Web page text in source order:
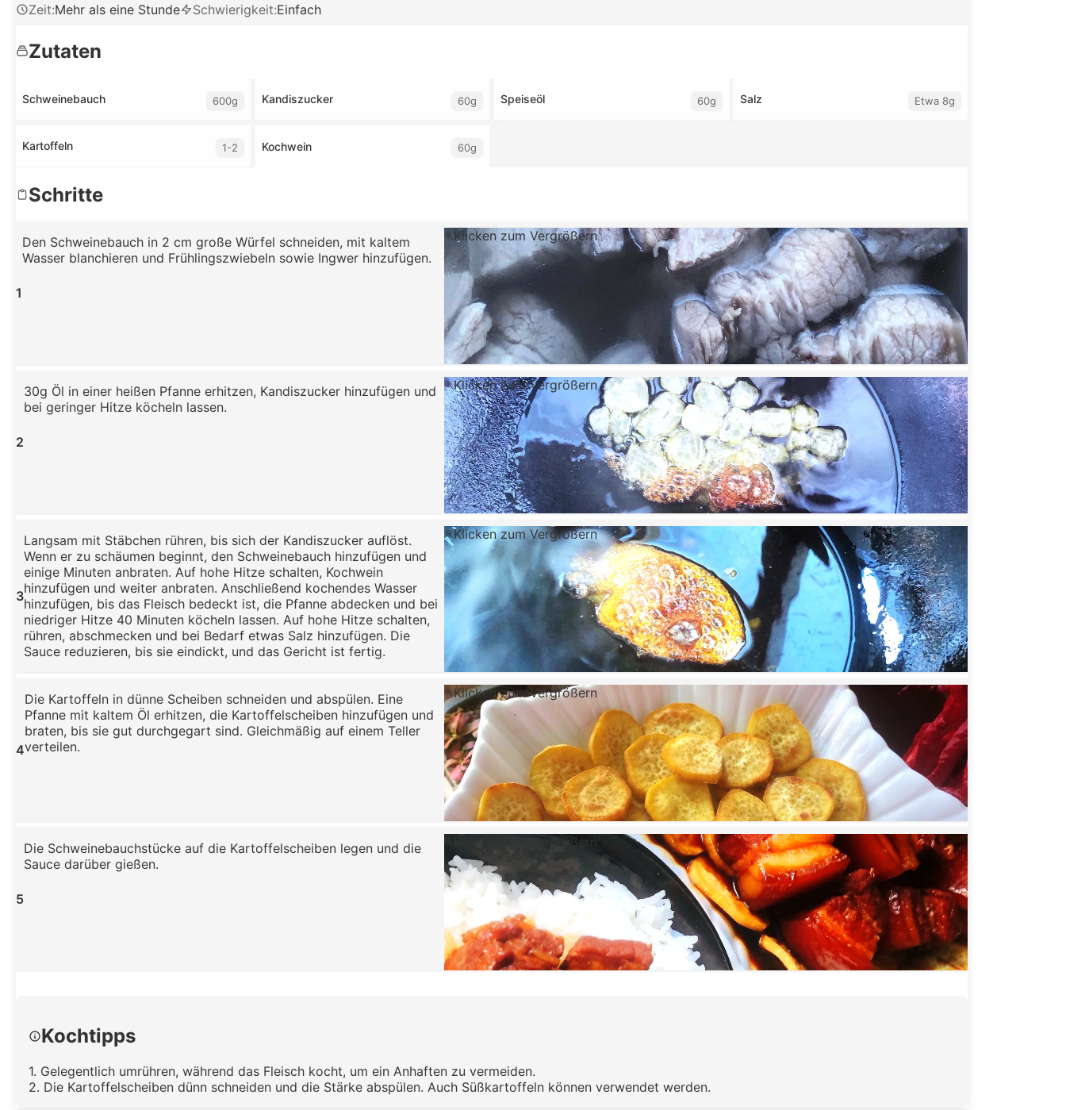
Zeit:Mehr als eine Stunde Schwierigkeit:Einfach
Zutaten
Schweinebauch 600g Kandiszucker 60g Speiseöl 60g Salz Etwa 8g
Kartoffeln 1-2 Kochwein 60g
Schritte
1
Den Schweinebauch in 2 cm große Würfel schneiden, mit kaltem
Wasser blanchieren und Frühlingszwiebeln sowie Ingwer hinzufügen.
Klicken zum Vergrößern
2
30g Öl in einer heißen Pfanne erhitzen, Kandiszucker hinzufügen und
bei geringer Hitze köcheln lassen.
Klicken zum Vergrößern
3
Langsam mit Stäbchen rühren, bis sich der Kandiszucker auflöst.
Wenn er zu schäumen beginnt, den Schweinebauch hinzufügen und
einige Minuten anbraten. Auf hohe Hitze schalten, Kochwein
hinzufügen und weiter anbraten. Anschließend kochendes Wasser
hinzufügen, bis das Fleisch bedeckt ist, die Pfanne abdecken und bei
niedriger Hitze 40 Minuten köcheln lassen. Auf hohe Hitze schalten,
rühren, abschmecken und bei Bedarf etwas Salz hinzufügen. Die
Sauce reduzieren, bis sie eindickt, und das Gericht ist fertig.
Klicken zum Vergrößern
4
Die Kartoffeln in dünne Scheiben schneiden und abspülen. Eine
Pfanne mit kaltem Öl erhitzen, die Kartoffelscheiben hinzufügen und
braten, bis sie gut durchgegart sind. Gleichmäßig auf einem Teller
verteilen.
Klicken zum Vergrößern
5
Die Schweinebauchstücke auf die Kartoffelscheiben legen und die
Sauce darüber gießen.
Klicken zum Vergrößern
Kochtipps
1. Gelegentlich umrühren, während das Fleisch kocht, um ein Anhaften zu vermeiden.
2. Die Kartoffelscheiben dünn schneiden und die Stärke abspülen. Auch Süßkartoffeln können verwendet werden.